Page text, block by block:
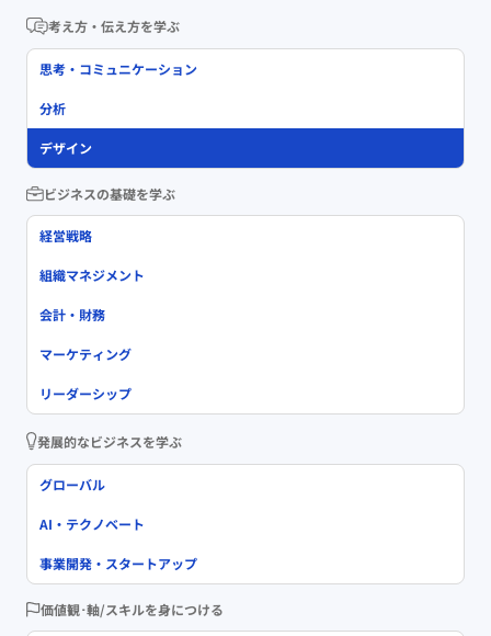
考え方・伝え方を学ぶ
思考・コミュニケーション
分析
デザイン
ビジネスの基礎を学ぶ
経営戦略
組織マネジメント
会計・財務
マーケティング
リーダーシップ
発展的なビジネスを学ぶ
グローバル
AI・テクノベート
事業開発・スタートアップ
価値観･軸/スキルを身につける